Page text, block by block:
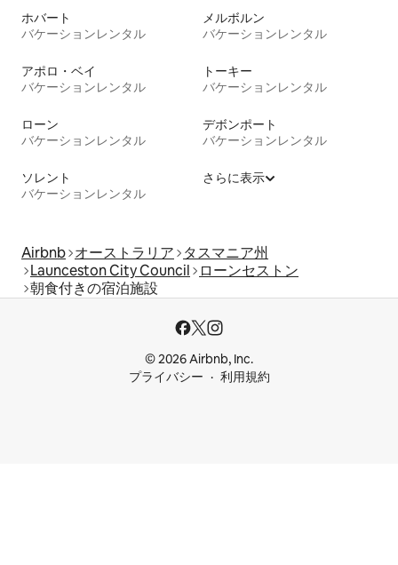
ホバート
バケーションレンタル
メルボルン
バケーションレンタル
アポロ・ベイ
バケーションレンタル
トーキー
バケーションレンタル
ローン
バケーションレンタル
デボンポート
バケーションレンタル
ソレント
バケーションレンタル
さらに表示
Airbnb オーストラリア
タスマニア州
Launceston City Council
ローンセストン
朝食付きの宿泊施設
© 2026 Airbnb, Inc.
プライバシー
利用規約